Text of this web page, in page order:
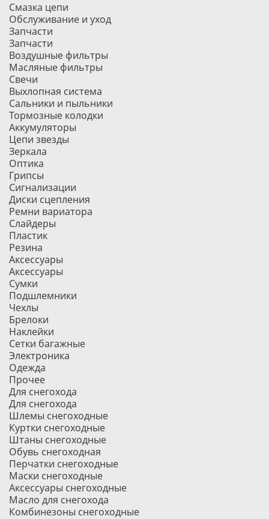
Смазка цепи
Обслуживание и уход
Запчасти
Запчасти
Воздушные фильтры
Масляные фильтры
Свечи
Выхлопная система
Сальники и пыльники
Тормозные колодки
Аккумуляторы
Цепи звезды
Зеркала
Оптика
Грипсы
Сигнализации
Диски сцепления
Ремни вариатора
Слайдеры
Пластик
Резина
Аксессуары
Аксессуары
Сумки
Подшлемники
Чехлы
Брелоки
Наклейки
Сетки багажные
Электроника
Одежда
Прочее
Для снегохода
Для снегохода
Шлемы снегоходные
Куртки снегоходные
Штаны снегоходные
Обувь снегоходная
Перчатки снегоходные
Маски снегоходные
Аксессуары снегоходные
Масло для снегохода
Комбинезоны снегоходные